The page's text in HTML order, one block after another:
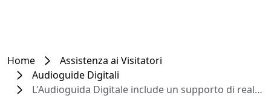
Home
Assistenza ai Visitatori
Audioguide Digitali
L'Audioguida Digitale include un supporto di realtà aumentata?